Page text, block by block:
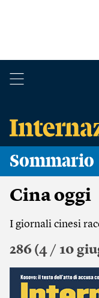
Sommario
Cina oggi
I giornali cinesi
286 (4 / 10